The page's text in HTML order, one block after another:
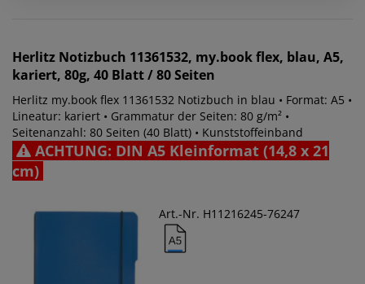
Herlitz Notizbuch 11361532, my.book flex, blau, A5,
kariert, 80g, 40 Blatt / 80 Seiten
Herlitz my.book flex 11361532 Notizbuch in blau • Format: A5 •
Lineatur: kariert • Grammatur der Seiten: 80 g/m² •
Seitenanzahl: 80 Seiten (40 Blatt) • Kunststoffeinband
ACHTUNG: DIN A5 Kleinformat (14,8 x 21
cm)
Art.-Nr. H11216245-76247